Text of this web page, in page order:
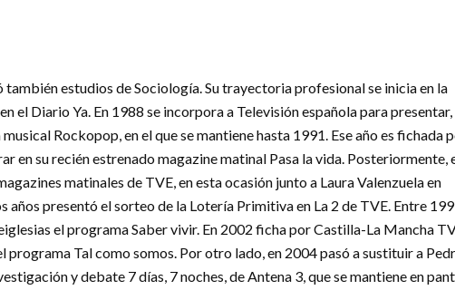
también estudios de Sociología. Su trayectoria profesional se inicia en la
el Diario Ya. En 1988 se incorpora a Televisión española para presentar,
Rockopop, en el que se mantiene hasta 1991. Ese año es fichada
en su recién estrenado magazine matinal Pasa la vida. Posteriormente,
matinales de TVE, en esta ocasión junto a Laura Valenzuela en
años presentó el sorteo de la Lotería Primitiva en La 2 de TVE. Entre
el programa Saber vivir. En 2002 ficha por Castilla-La Mancha
programa Tal como somos. Por otro lado, en 2004 pasó a sustituir a
y debate 7 días, 7 noches, de Antena 3, que se mantiene en